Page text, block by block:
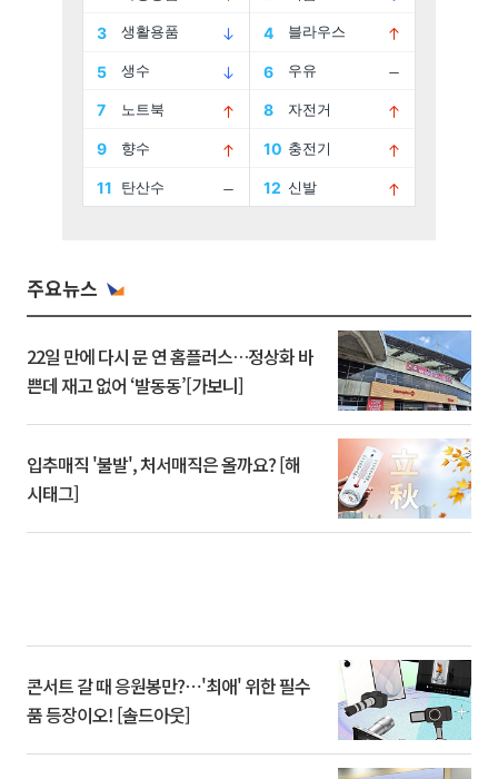
주요뉴스
22일 만에 다시 문 연 홈플러스…정상화 바
쁜데 재고 없어 ‘발동동’[가보니]
입추매직 '불발', 처서매직은 올까요? [해
시태그]
콘서트 갈 때 응원봉만?⋯'최애' 위한 필수
품 등장이오! [솔드아웃]